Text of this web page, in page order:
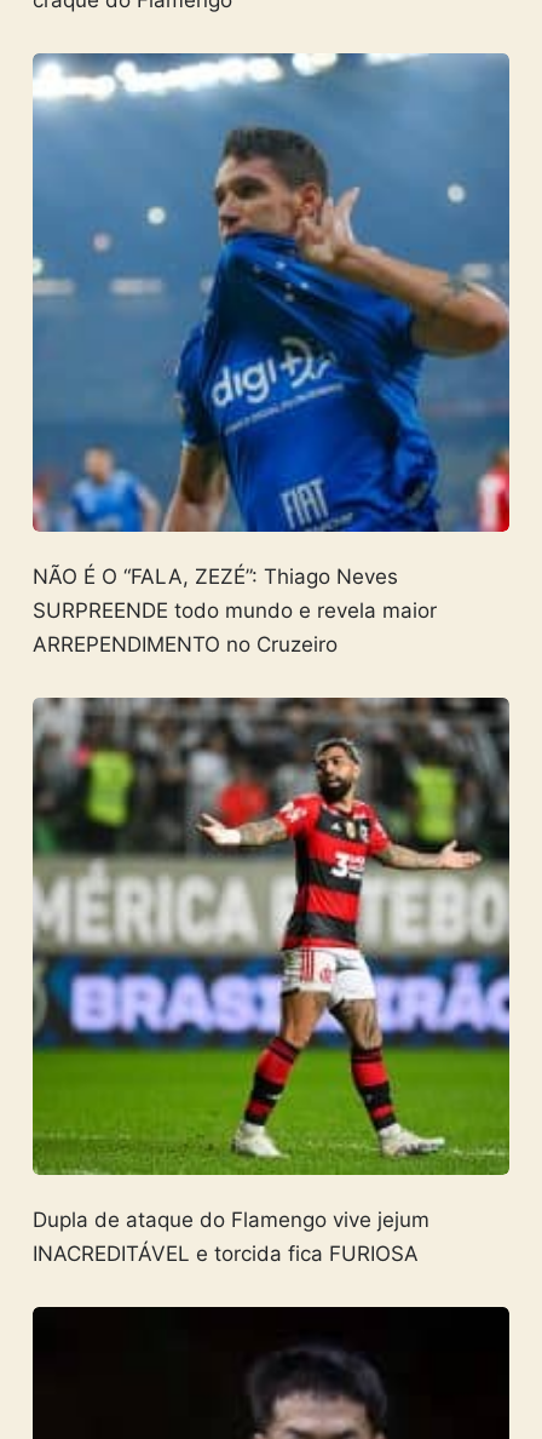
NÃO É O “FALA, ZEZÉ”: Thiago Neves
SURPREENDE todo mundo e revela maior
ARREPENDIMENTO no Cruzeiro
Dupla de ataque do Flamengo vive jejum
INACREDITÁVEL e torcida fica FURIOSA